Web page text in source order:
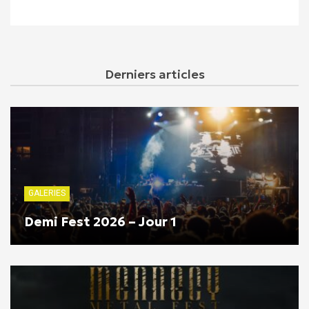
Derniers articles
GALERIES
Demi Fest 2026 – Jour 1